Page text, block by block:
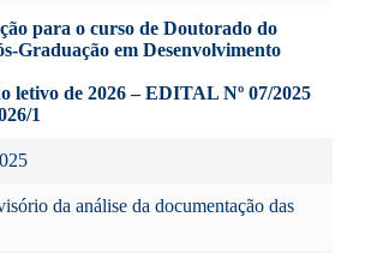
para o curso de Doutorado do
Graduação em Desenvolvimento
letivo de 2026 – EDITAL Nº 07/2025
1
da análise da documentação das